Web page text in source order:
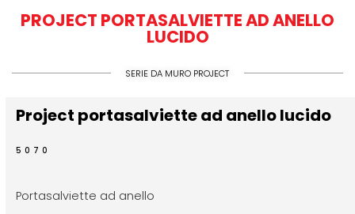
PROJECT PORTASALVIETTE AD ANELLO
LUCIDO
SERIE DA MURO PROJECT
Project portasalviette ad anello lucido
5070
Portasalviette ad anello